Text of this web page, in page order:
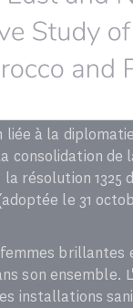
liée à la
consolidation
résolution 1325
le 31
son ensemble.
installations